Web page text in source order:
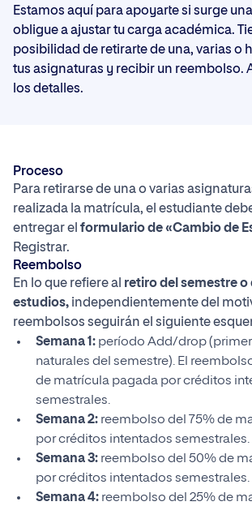
Estamos aquí para apoyarte si surge
obligue a ajustar tu carga académica.
posibilidad de retirarte de una, varias o
tus asignaturas y recibir un reembolso.
los detalles.
Proceso
Para retirarse de una o varias
realizada la matrícula, el estudiante
entregar el formulario de «Cambio de
Registrar.
Reembolso
En lo que refiere al retiro del semestre
estudios, independientemente del
reembolsos seguirán el siguiente
Semana 1: período Add/drop
naturales del semestre). El
de matrícula pagada por créditos
semestrales.
Semana 2: reembolso del 75% de
por créditos intentados semestrales.
Semana 3: reembolso del 50% de
por créditos intentados semestrales.
Semana 4: reembolso del 25% de